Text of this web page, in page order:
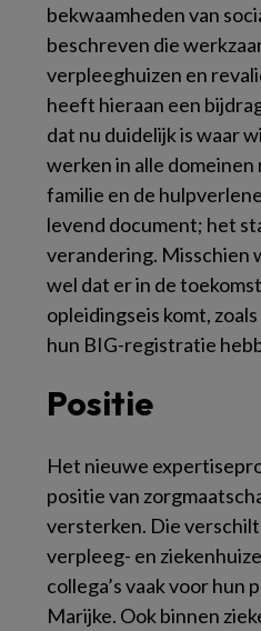
bekwaamheden van
beschreven die
verpleeghuizen en
heeft hieraan een
dat nu duidelijk is waar
werken in alle
familie en de
levend document; het
verandering. Misschien
wel dat er in de
opleidingseis komt,
hun BIG-registratie
Positie
Het nieuwe
positie van
versterken. Die
verpleeg- en
collega’s vaak voor hun
Marijke. Ook binnen